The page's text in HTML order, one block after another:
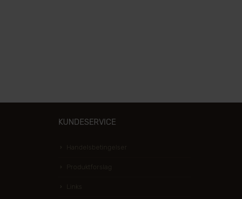
KUNDESERVICE
Handelsbetingelser
Produktforslag